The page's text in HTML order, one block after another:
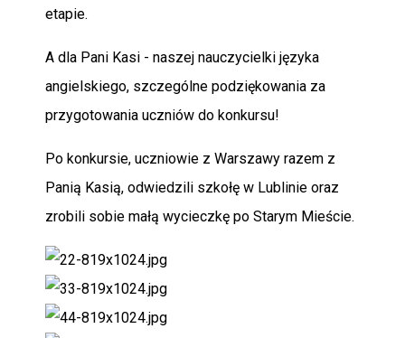
etapie.
A dla Pani Kasi - naszej nauczycielki języka
angielskiego, szczególne podziękowania za
przygotowania uczniów do konkursu!
Po konkursie, uczniowie z Warszawy razem z
Panią Kasią, odwiedzili szkołę w Lublinie oraz
zrobili sobie małą wycieczkę po Starym Mieście.